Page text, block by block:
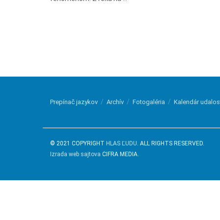
Prepínač jazykov Archív Fotogaléria Kalendár
© 2021 COPYRIGHT HLAS ĽUDU. ALL RIGHTS RESERVED.
Izrada web sajtova CIFRA MEDIA.